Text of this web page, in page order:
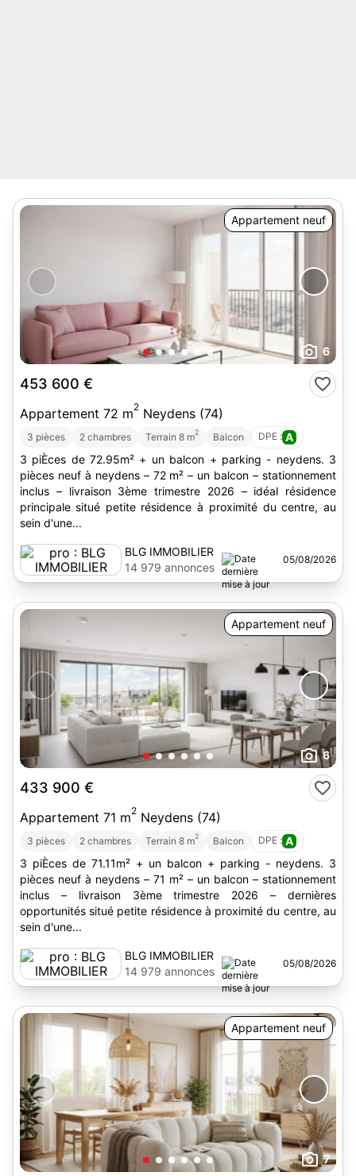
Appartement neuf
6
453 600 €
Appartement 72 m2 Neydens (74)
3 pièces 2 chambres Terrain 8 m2 Balcon DPE : A
3 piÈces de 72.95m² + un balcon + parking - neydens. 3
pièces neuf à neydens – 72 m² – un balcon – stationnement
inclus – livraison 3ème trimestre 2026 – idéal résidence
principale situé petite résidence à proximité du centre, au
sein d'une...
BLG IMMOBILIER
14 979 annonces
05/08/2026
Appartement neuf
6
433 900 €
Appartement 71 m2 Neydens (74)
3 pièces 2 chambres Terrain 8 m2 Balcon DPE : A
3 piÈces de 71.11m² + un balcon + parking - neydens. 3
pièces neuf à neydens – 71 m² – un balcon – stationnement
inclus – livraison 3ème trimestre 2026 – dernières
opportunités situé petite résidence à proximité du centre, au
sein d'une...
BLG IMMOBILIER
14 979 annonces
05/08/2026
Appartement neuf
7